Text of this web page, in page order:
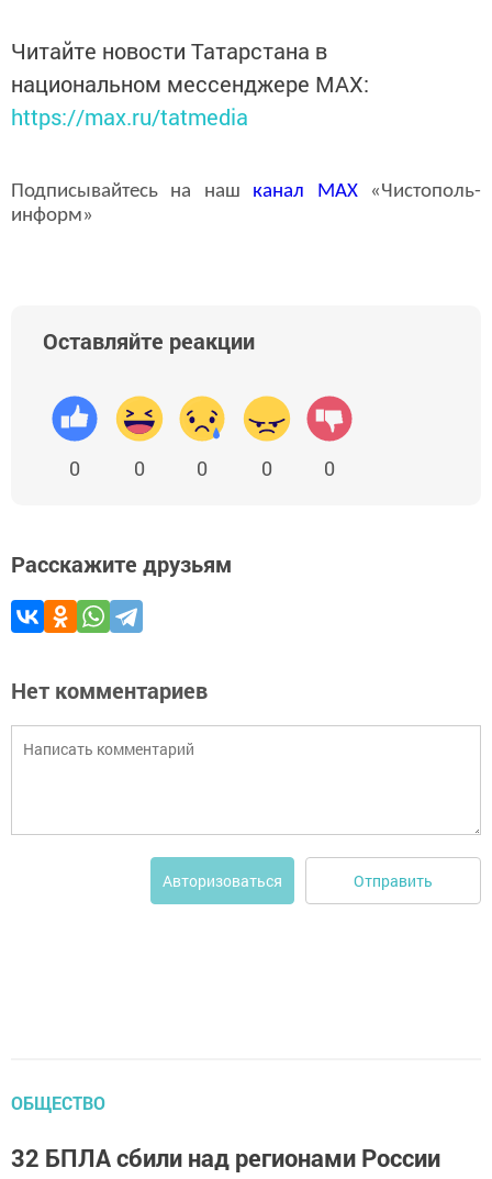
Читайте новости Татарстана в
национальном мессенджере MАХ:
https://max.ru/tatmedia
Подписывайтесь на наш канал MAX«Чистополь-
информ»
Оставляйте реакции
0 0 0 0 0
Расскажите друзьям
Нет комментариев
Авторизоваться Отправить
ОБЩЕСТВО
32 БПЛА сбили над регионами России